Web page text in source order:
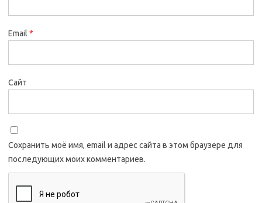
Email *
Сайт
Сохранить моё имя, email и адрес сайта в этом браузере для
последующих моих комментариев.